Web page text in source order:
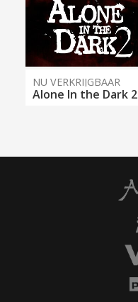
NU VERKRIJGBAAR
Alone In the Dark 2